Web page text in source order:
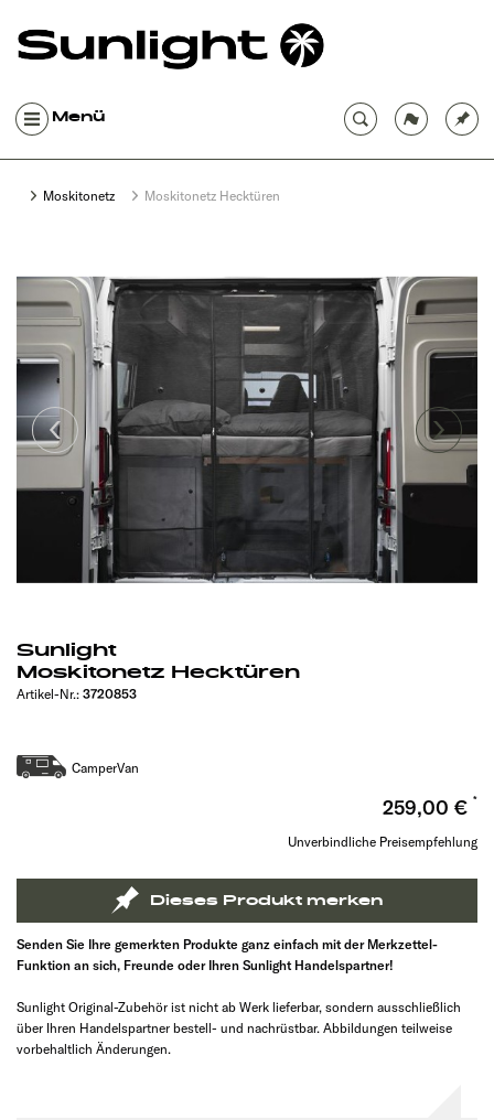
Menü
Moskitonetz Moskitonetz Hecktüren
Sunlight
Moskitonetz Hecktüren
Artikel-Nr.: 3720853
CamperVan
259,00 €
Unverbindliche Preisempfehlung
Dieses Produkt merken
Senden Sie Ihre gemerkten Produkte ganz einfach mit der Merkzettel-
Funktion an sich, Freunde oder Ihren Sunlight Handelspartner!
Sunlight Original-Zubehör ist nicht ab Werk lieferbar, sondern ausschließlich
über Ihren Handelspartner bestell- und nachrüstbar. Abbildungen teilweise
vorbehaltlich Änderungen.